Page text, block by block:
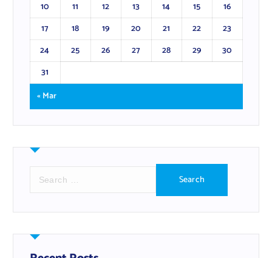
10
11 12 13 14 15
16
17
18 19 20 21 22
23
24
25 26 27 28 29
30
31
« Mar
r
h
f